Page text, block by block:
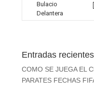
Bulacio
Delantera
Entradas recientes
COMO SE JUEGA EL
PARATES FECHAS